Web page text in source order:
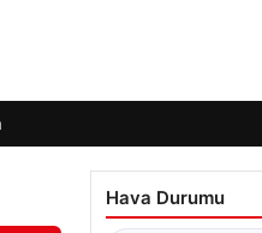
Hava Durumu